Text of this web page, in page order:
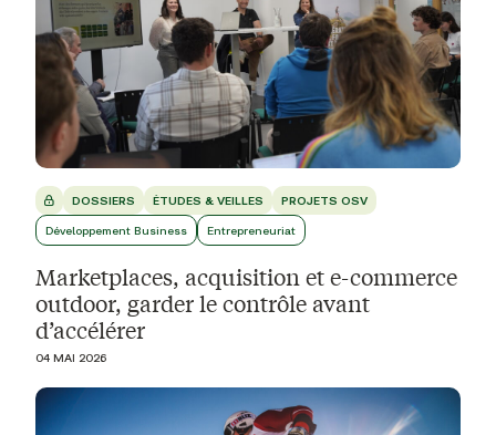
DOSSIERS ÉTUDES & VEILLES PROJETS OSV
Développement Business Entrepreneuriat
Marketplaces, acquisition et e-commerce
outdoor, garder le contrôle avant
d’accélérer
04 MAI 2026